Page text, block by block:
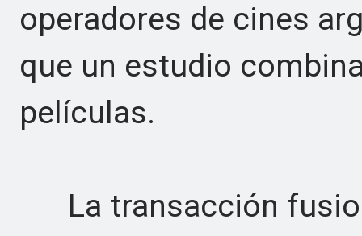
operadores de cines
que un estudio
películas.
La transacción